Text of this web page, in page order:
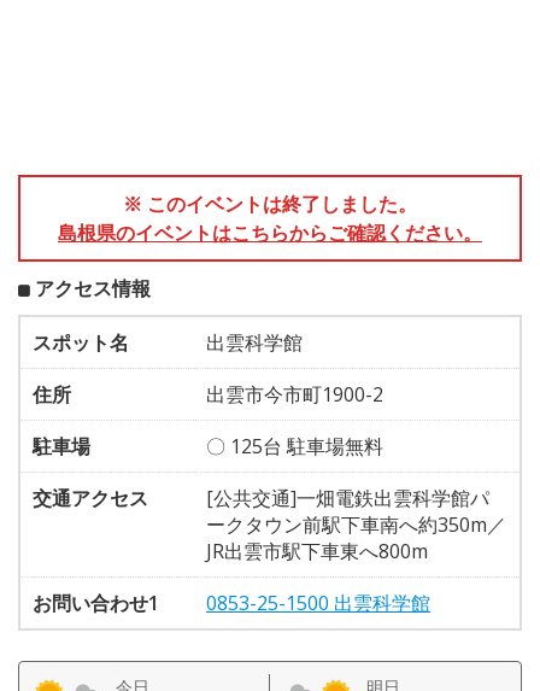
※ このイベントは終了しました。
島根県のイベントはこちらからご確認ください。
アクセス情報
スポット名
出雲科学館
住所
出雲市今市町1900-2
駐車場
〇 125台 駐車場無料
交通アクセス
[公共交通]一畑電鉄出雲科学館パ
ークタウン前駅下車南へ約350m／
JR出雲市駅下車東へ800m
お問い合わせ1
0853-25-1500 出雲科学館
今日 明日